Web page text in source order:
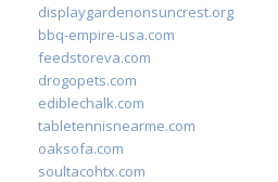
displaygardenonsuncrest.org
bbq-empire-usa.com
feedstoreva.com
drogopets.com
ediblechalk.com
tabletennisnearme.com
oaksofa.com
soultacohtx.com